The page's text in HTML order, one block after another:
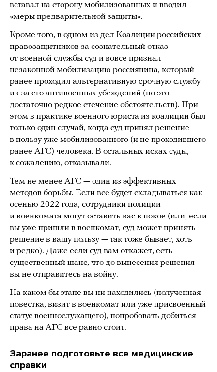
вставал на сторону мобилизованных и вводил
«меры предварительной защиты».
Кроме того, в одном из дел Коалиции российских
правозащитников за сознательный отказ
от военной службы суд и вовсе признал
незаконной мобилизацию россиянина, который
ранее проходил альтернативную срочную службу
из-за его антивоенных убеждений (но это
достаточно редкое стечение обстоятельств). При
этом в практике военного юриста из коалиции был
только один случай, когда суд принял решение
в пользу уже мобилизованного (и не проходившего
ранее АГС) человека. В остальных исках суды,
к сожалению, отказывали.
Тем не менее АГС — один из эффективных
методов борьбы. Если все будет складываться как
осенью 2022 года, сотрудники полиции
и военкомата могут оставить вас в покое (или, если
вы уже пришли в военкомат, суд может принять
решение в вашу пользу — так тоже бывает, хоть
и редко). Даже если суд вам откажет, есть
существенный шанс, что до вынесения решения
вы не отправитесь на войну.
На каком бы этапе вы ни находились (полученная
повестка, визит в военкомат или уже присвоенный
статус военнослужащего), попробовать добиться
права на АГС все равно стоит.
Заранее подготовьте все медицинские
справки